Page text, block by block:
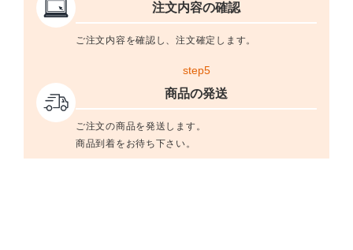
注文内容の確認
ご注文内容を確認し、注文確定します。
step5
商品の発送
ご注文の商品を発送します。
商品到着をお待ち下さい。